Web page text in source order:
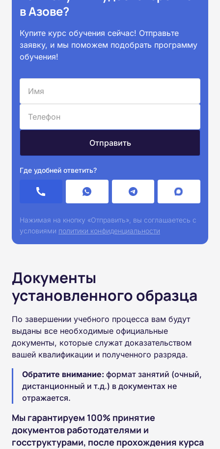
в Азове?
Купите курс обучения сейчас! Отправьте
заявку, и мы поможем подобрать программу
обучения!
Где удобней ответить?
Нажимая на кнопку «Отправить», вы соглашаетесь с
условиями политики конфиденциальности
Документы
установленного образца
По завершении учебного процесса вам будут
выданы все необходимые официальные
документы, которые служат доказательством
вашей квалификации и полученного разряда.
Обратите внимание: формат занятий (очный,
дистанционный и т.д.) в документах не
отражается.
Мы гарантируем 100% принятие
документов работодателями и
госструктурами, после прохождения курса